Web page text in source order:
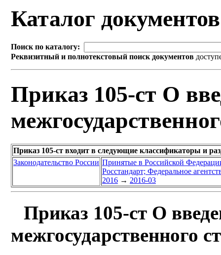
Каталог
Поиск по каталогу:
Реквизитный и полнотекстовый поиск документов
Приказ 105-ст О
Приказ 105-ст входит в следующие классификаторы и
Законодательство России Принятые в Российской
Росстандарт; Федеральное
2016 → 2016-03
Приказ 105-ст О
межгосударственного